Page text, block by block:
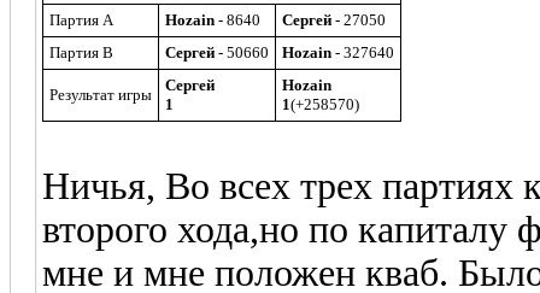
Партия A
Hozain - 8640 Сергей - 27050
Партия B
Сергей - 50660 Hozain - 327640
Результат игры
Сергей
1
Hozain
1(+258570)
Ничья, Во всех трех партиях
второго хода,но по капиталу
мне и мне положен кваб.